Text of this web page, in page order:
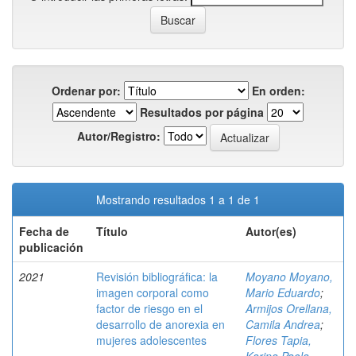
Ordenar por:
En orden:
Resultados por página
Autor/Registro:
Mostrando resultados 1 a 1 de 1
Fecha de
publicación
Título Autor(es)
2021
Revisión bibliográfica: la
imagen corporal como
factor de riesgo en el
desarrollo de anorexia en
mujeres adolescentes
Moyano Moyano,
Mario Eduardo;
Armijos Orellana,
Camila Andrea;
Flores Tapia,